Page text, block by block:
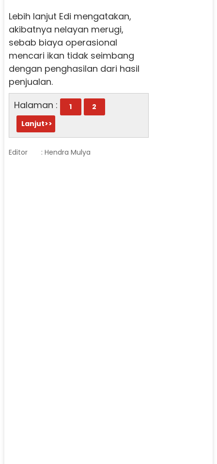
Lebih lanjut Edi mengatakan,
akibatnya nelayan merugi,
sebab biaya operasional
mencari ikan tidak seimbang
dengan penghasilan dari hasil
penjualan.
Halaman :
1
2
Lanjut>>
Editor : Hendra Mulya